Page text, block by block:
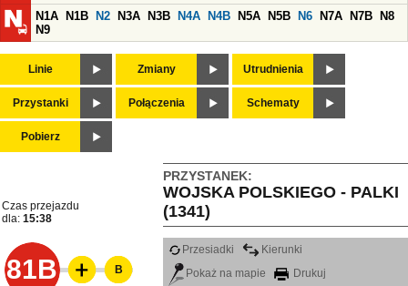
N1A
N1B N2 N3A N3B N4A N4B N5A N5B N6 N7A N7B
N8
N9
Linie Zmiany Utrudnienia
Przystanki Połączenia Schematy
Pobierz
PRZYSTANEK:
WOJSKA POLSKIEGO - PALKI
(1341)
Czas przejazdu
dla: 15:38
81B
Przesiadki
Kierunki
Pokaż na mapie
Drukuj
B